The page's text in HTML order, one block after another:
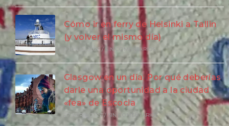
Cómo ir en ferry de Helsinki a Tallin
(y volver el mismo día)
3 JUNIO, 2026 / SIN COMENTARIOS
Glasgow en un día: Por qué deberías
darle una oportunidad a la ciudad
«fea» de Escocia
27 ABRIL, 2026 / SIN COMENTARIOS